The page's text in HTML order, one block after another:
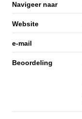
Navigeer naar
Website
e-mail
Beoordeling